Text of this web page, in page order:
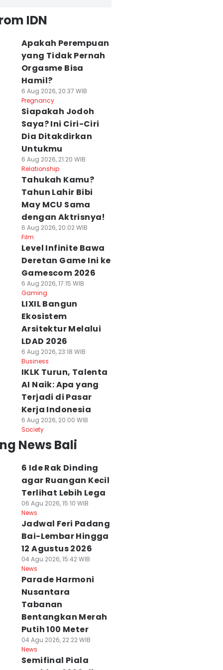
IDN
Apakah Perempuan
yang Tidak Pernah
Orgasme Bisa
Hamil?
6 Aug 2026, 20:37 WIB
Pregnancy
Siapakah Jodoh
Saya? Ini Ciri-Ciri
Dia Ditakdirkan
Untukmu
6 Aug 2026, 21:20 WIB
Relationship
Tahukah Kamu?
Tahun Lahir Bibi
May MCU Sama
dengan Aktrisnya!
6 Aug 2026, 20:02 WIB
Film
Level Infinite Bawa
Deretan Game Ini ke
Gamescom 2026
6 Aug 2026, 17:15 WIB
Gaming
LIXIL Bangun
Ekosistem
Arsitektur Melalui
LDAD 2026
6 Aug 2026, 23:18 WIB
Business
IKLK Turun, Talenta
AI Naik: Apa yang
Terjadi di Pasar
Kerja Indonesia
6 Aug 2026, 20:00 WIB
Society
News Bali
6 Ide Rak Dinding
agar Ruangan Kecil
Terlihat Lebih Lega
06 Agu 2026, 15:10 WIB
News
Jadwal Feri Padang
Bai-Lembar Hingga
12 Agustus 2026
04 Agu 2026, 15:42 WIB
News
Parade Harmoni
Nusantara
Tabanan
Bentangkan Merah
Putih 100 Meter
04 Agu 2026, 22:22 WIB
News
Semifinal Piala